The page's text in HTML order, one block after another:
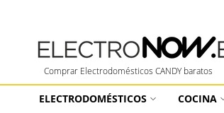
Comprar Electrodomésticos CANDY baratos
ELECTRODOMÉSTICOS COCINA